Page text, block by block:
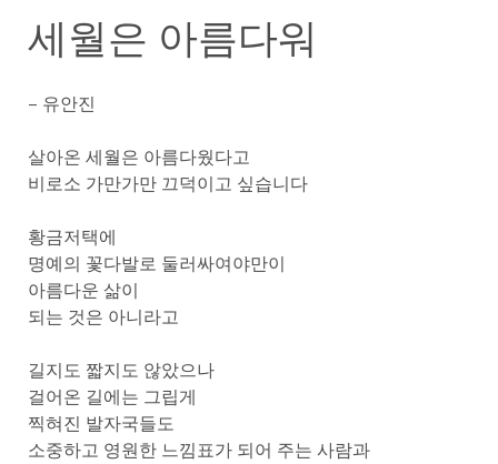
세월은 아름다워
– 유안진
살아온 세월은 아름다웠다고
비로소 가만가만 끄덕이고 싶습니다
황금저택에
명예의 꽃다발로 둘러싸여야만이
아름다운 삶이
되는 것은 아니라고
길지도 짧지도 않았으나
걸어온 길에는 그립게
찍혀진 발자국들도
소중하고 영원한 느낌표가 되어 주는 사람과